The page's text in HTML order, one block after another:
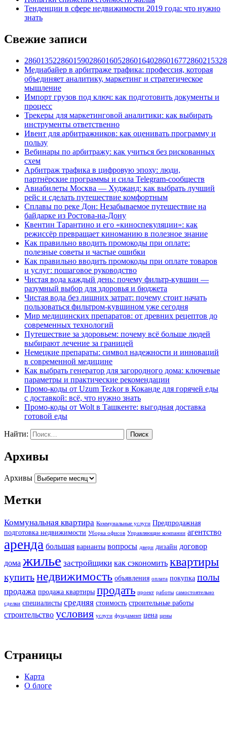
Тенденции в сфере недвижимости 2019 года: что нужно
знать
Свежие записи
Медиабайер в арбитраже трафика: профессия, которая
объединяет аналитику, маркетинг и стратегическое
мышление
Импорт грузов под ключ: как подготовить документы и
процесс
Трекеры для маркетинговой аналитики: как выбирать
инструменты ответственно
Ивент для арбитражников: как оценивать программу и
пользу
Вебинары по арбитражу: как учиться без рискованных
схем
Арбитраж трафика в цифровую эпоху: люди,
партнёрские программы и сила Telegram-сообществ
Авиабилеты Москва — Худжанд: как выбрать лучший
рейс и сделать путешествие комфортным
Сплавы по реке Дон: Незабываемое путешествие на
байдарке из Ростова-на-Дону
Квентин Тарантино и его «киноспекуляции»: как
режиссёр превращает киноманию в полезное знание
Как правильно вводить промокоды при оплате:
полезные советы и частые ошибки
Как правильно вводить промокоды при оплате товаров
и услуг: пошаговое руководство
Чистая вода каждый день: почему фильтр-кувшин —
разумный выбор для здоровья и бюджета
Чистая вода без лишних затрат: почему стоит начать
пользоваться фильтром-кувшином уже сегодня
Мир медицинских препаратов: от древних рецептов до
современных технологий
Путешествие за здоровьем: почему всё больше людей
выбирают лечение за границей
Немецкие препараты: символ надежности и инноваций
в современной медицине
Как выбрать генератор для загородного дома: ключевые
параметры и практические рекомендации
Промо-коды от Uzum Tezkor в Коканде для горячей еды
с доставкой: всё, что нужно знать
Промо-коды от Wolt в Ташкенте: выгодная доставка
готовой еды
Найти:
Архивы
Архивы
Метки
Коммунальная квартира Коммунальные услуги Предпродажная
подготовка недвижимости Уборка офисов Управляющие компании агентство
аренда большая варианты вопросы двери дизайн договор
дома жилье застройщики как сэкономить квартиры
купитьнедвижимость объявления оплата покупка полы
продажа продажа квартиры продать проект работы самостоятельно
сделки специалисты средняя стоимость строительные работы
строительство условия услуги фундамент цена цены
Страницы
Карта
О блоге